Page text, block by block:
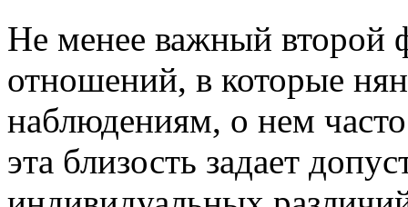
Не менее важный второй
отношений, в которые
наблюдениям, о нем
эта близость задает